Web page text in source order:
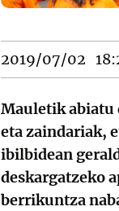
2019/07/02
Mauletik abiatu
eta zaindariak,
ibilbidean
deskargatzeko
berrikuntza